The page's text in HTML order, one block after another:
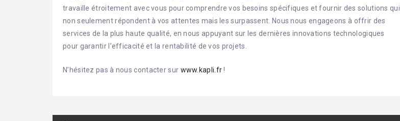
travaille étroitement avec vous pour comprendre vos besoins spécifiques et fournir des solutions qui
non seulement répondent à vos attentes mais les surpassent. Nous nous engageons à offrir des
services de la plus haute qualité, en nous appuyant sur les dernières innovations technologiques
pour garantir l’efficacité et la rentabilité de vos projets.
N’hésitez pas à nous contacter sur www.kapli.fr!